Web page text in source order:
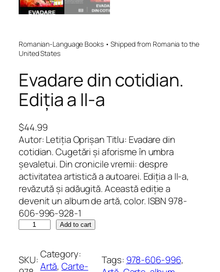
Romanian-Language Books • Shipped from Romania to the
United States
Evadare din cotidian.
Ediția a II-a
$44.99
Autor: Letiția Oprișan Titlu: Evadare din
cotidian. Cugetări și aforisme în umbra
șevaletui. Din cronicile vremii: despre
activitatea artistică a autoarei. Ediția a II-a,
revăzută și adăugită. Această ediție a
devenit un album de artă, color. ISBN 978-
606-996-928-1
d
Add to cart
SKU:Category:
Artă, Carte-
Tags: 978-606-996